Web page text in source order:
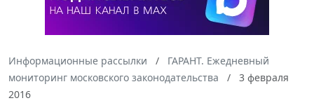
Информационные рассылки
ГАРАНТ. Ежедневный
мониторинг московского законодательства
3 февраля
2016